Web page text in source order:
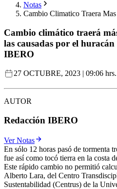
Notas
Cambio Climatico Traera
Cambio climático traerá
las causadas por el
IBERO
27 OCTUBRE, 2023 | 09:06 hrs.
AUTOR
Redacción IBERO
Ver Notas
En sólo 12 horas pasó de tormenta
fue así como tocó tierra en la costa
Este rápido cambio no permitió
Alberto Lara, del Centro
Sustentabilidad (Centrus) de la